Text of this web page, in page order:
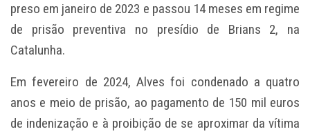
preso em janeiro de 2023 e passou 14 meses em regime
de prisão preventiva no presídio de Brians 2, na
Catalunha.
Em fevereiro de 2024, Alves foi condenado a quatro
anos e meio de prisão, ao pagamento de 150 mil euros
de indenização e à proibição de se aproximar da vítima